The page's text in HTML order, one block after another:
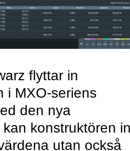
flyttar in
i MXO-seriens
den nya
konstruktören
utan också